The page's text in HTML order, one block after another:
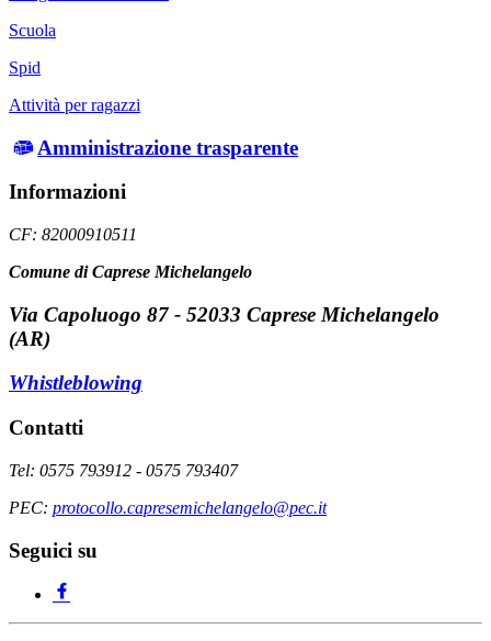
Scuola
Spid
Attività per ragazzi
Amministrazione trasparente
Informazioni
CF: 82000910511
Comune di Caprese Michelangelo
Via Capoluogo 87 - 52033 Caprese Michelangelo
(AR)
Whistleblowing
Contatti
Tel: 0575 793912 - 0575 793407
PEC: protocollo.capresemichelangelo@pec.it
Seguici su